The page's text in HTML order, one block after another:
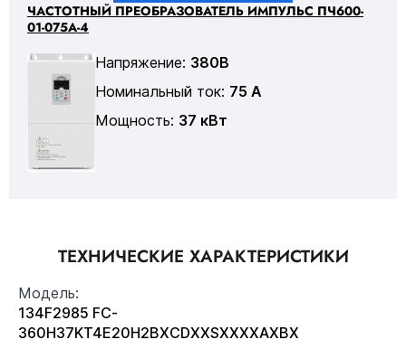
ЧАСТОТНЫЙ ПРЕОБРАЗОВАТЕЛЬ ИМПУЛЬС ПЧ600-
01-075А-4
Напряжение: 380В
Номинальный ток: 75 А
Мощность: 37 кВт
ТЕХНИЧЕСКИЕ ХАРАКТЕРИСТИКИ
Модель:
134F2985 FC-
360H37KT4E20H2BXCDXXSXXXXAXBX